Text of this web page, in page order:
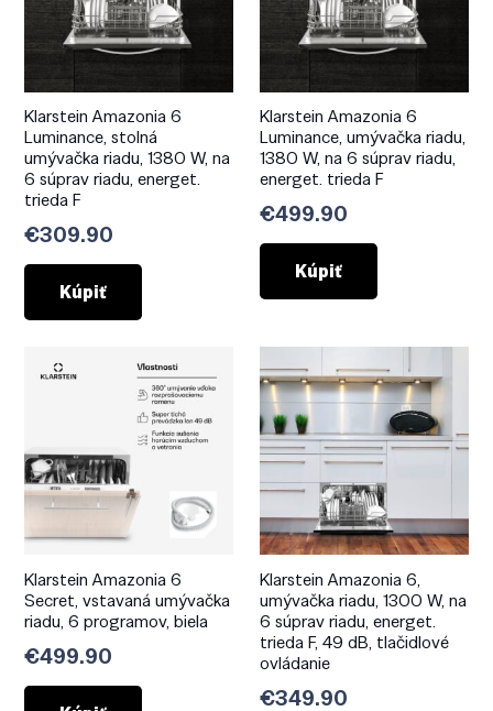
Klarstein Amazonia 6
Luminance, stolná
umývačka riadu, 1380 W, na
6 súprav riadu, energet.
trieda F
€309.90
Kúpiť
Klarstein Amazonia 6
Luminance, umývačka riadu,
1380 W, na 6 súprav riadu,
energet. trieda F
€499.90
Kúpiť
Klarstein Amazonia 6
Secret, vstavaná umývačka
riadu, 6 programov, biela
€499.90
Klarstein Amazonia 6,
umývačka riadu, 1300 W, na
6 súprav riadu, energet.
trieda F, 49 dB, tlačidlové
ovládanie
€349.90